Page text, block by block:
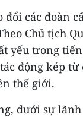
các đoàn
Chủ tịch
yếu trong
động kép từ
thế giới.
dưới sự